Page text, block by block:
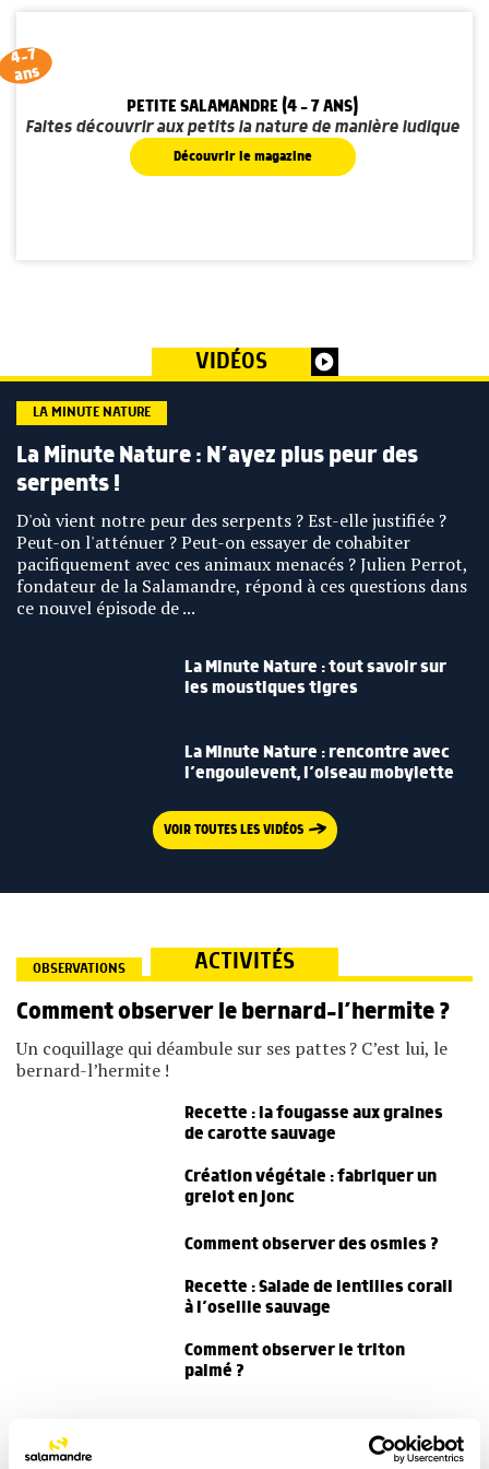
4-7
ans
PETITE SALAMANDRE (4 - 7 ANS)
Faites découvrir aux petits la nature de manière ludique
Découvrir le magazine
VIDÉOS play_circle
LA MINUTE NATURE
La Minute Nature : N’ayez plus peur des
serpents !
D'où vient notre peur des serpents ? Est-elle justifiée ?
Peut-on l'atténuer ? Peut-on essayer de cohabiter
pacifiquement avec ces animaux menacés ? Julien Perrot,
fondateur de la Salamandre, répond à ces questions dans
ce nouvel épisode de ...
La Minute Nature : tout savoir sur
les moustiques tigres
La Minute Nature : rencontre avec
l’engoulevent, l’oiseau mobylette
VOIR TOUTES LES VIDÉOS
ACTIVITÉS
OBSERVATIONS
Comment observer le bernard-l’hermite ?
Un coquillage qui déambule sur ses pattes ? C’est lui, le
bernard-l’hermite !
Recette : la fougasse aux graines
de carotte sauvage
Création végétale : fabriquer un
grelot en jonc
Comment observer des osmies ?
Recette : Salade de lentilles corail
à l’oseille sauvage
Comment observer le triton
palmé ?